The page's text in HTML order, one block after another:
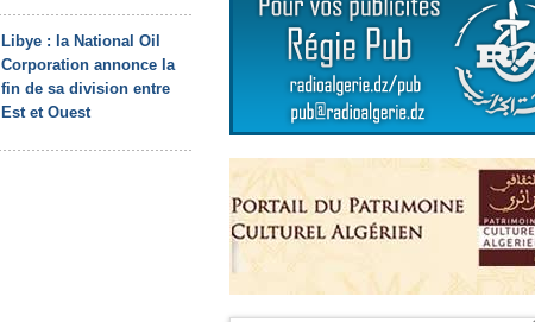
Libye : la National Oil
Corporation annonce la
fin de sa division entre
Est et Ouest